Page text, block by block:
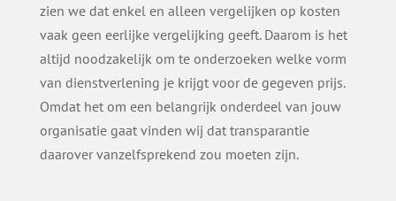
zien we dat enkel en alleen vergelijken op kosten
vaak geen eerlijke vergelijking geeft. Daarom is het
altijd noodzakelijk om te onderzoeken welke vorm
van dienstverlening je krijgt voor de gegeven prijs.
Omdat het om een belangrijk onderdeel van jouw
organisatie gaat vinden wij dat transparantie
daarover vanzelfsprekend zou moeten zijn.